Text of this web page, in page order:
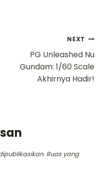
NEXT
PG Unleashed Nu
Gundam: 1/60 Scale
Akhirnya Hadir!
Ruas yang